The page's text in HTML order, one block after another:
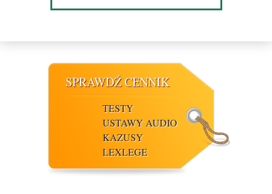
SPRAWDŹ CENNIK
TESTY
USTAWY AUDIO
KAZUSY
LEXLEGE